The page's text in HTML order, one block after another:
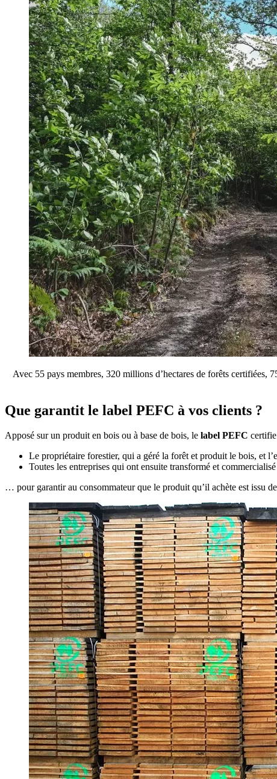
Avec 55 pays membres, 320 millions d’hectares de forêts certifiées,
Que garantit le label PEFC à vos clients ?
Apposé sur un produit en bois ou à base de bois, le label PEFC
Le propriétaire forestier, qui a géré la forêt et produit le bois, et
Toutes les entreprises qui ont ensuite transformé et
… pour garantir au consommateur que le produit qu’il achète est issu de